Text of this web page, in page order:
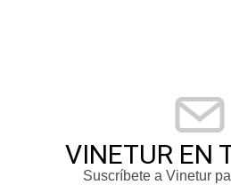
VINETUR EN
Suscríbete a Vinetur